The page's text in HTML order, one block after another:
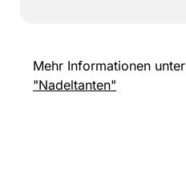
Mehr Informationen unter
"Nadeltanten"